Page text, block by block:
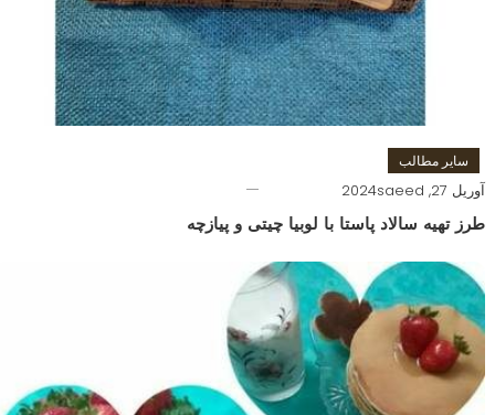
سایر مطالب
آوریل 27, 2024 saeed
طرز تهیه سالاد پاستا با لوبیا چیتی و پیازچه